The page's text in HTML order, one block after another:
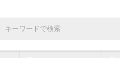
索: